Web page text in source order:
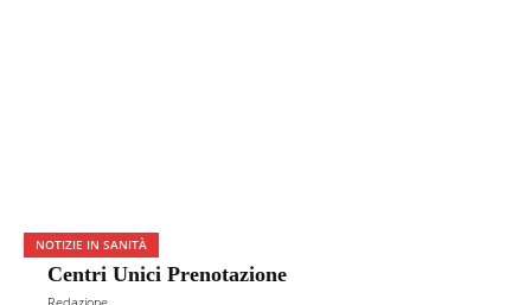
NOTIZIE IN SANITÀ
Centri Unici Prenotazione